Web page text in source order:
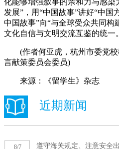
发展”，用“中国故事”讲好“中国
中国故事”向“与全球受众共同构
文化自信与文明交流互鉴的统一。
(作者何亚虎，杭州市委党校
言献策委员会委员)
来源：《留学生》杂志